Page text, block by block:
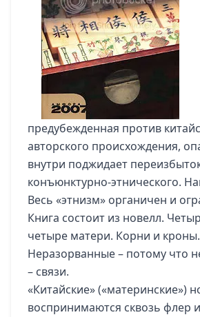
предубежденная против
авторского происхождения,
внутри поджидает
конъюнктурно-этнического.
Весь «этнизм» органичен и
Книга состоит из новелл.
четыре матери. Корни и кроны.
Неразорванные – потому что
– связи.
«Китайские» («материнские»)
воспринимаются сквозь флер